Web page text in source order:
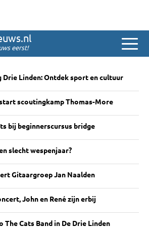
eerst!
laatste nieuws
Drie Linden: Ontdek sport en cultuur
scoutingkamp Thomas-More
bij beginnerscursus bridge
slecht wespenjaar?
Gitaargroep Jan Naalden
John en René zijn erbij
The Cats Band in De Drie Linden